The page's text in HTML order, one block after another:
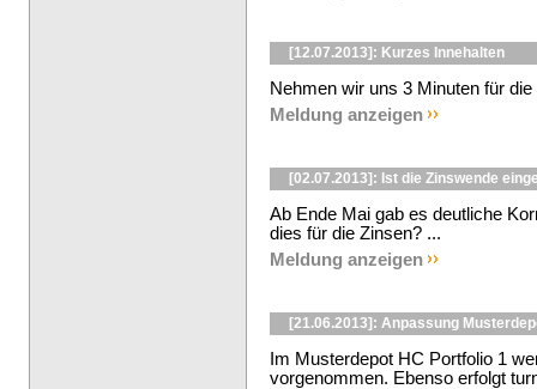
[12.07.2013]: Kurzes Innehalten
Nehmen wir uns 3 Minuten für
Meldung anzeigen
[02.07.2013]: Ist die Zinswende
Ab Ende Mai gab es deutliche
dies für die Zinsen? ...
Meldung anzeigen
[21.06.2013]: Anpassung
Im Musterdepot HC Portfolio 1
vorgenommen. Ebenso erfolgt